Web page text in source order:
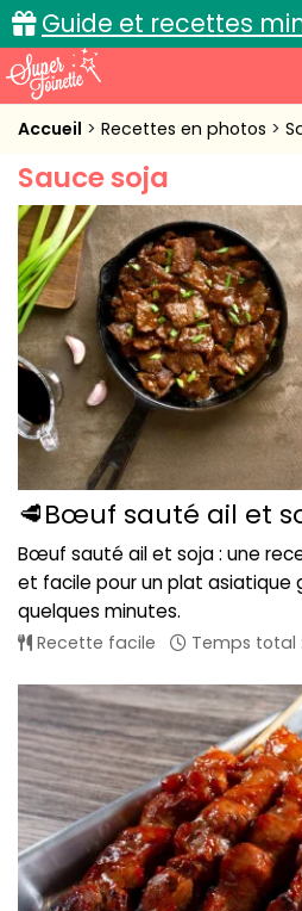
Guide et recettes
Accueil
Recettes de cuisine
Cuisine pratique
L'actu cuisine
Accueil Recettes en photos
Sauce soja
🥩Bœuf sauté ail et
Bœuf sauté ail et soja : une
et facile pour un plat asiatique
quelques minutes.
Recette facile Temps total